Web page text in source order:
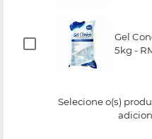
Gel
5kg -
Selecione o(s)